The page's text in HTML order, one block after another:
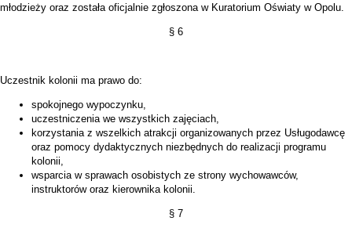
młodzieży oraz została oficjalnie zgłoszona w Kuratorium Oświaty w Opolu.
§ 6
Uczestnik kolonii ma prawo do:
spokojnego wypoczynku,
uczestniczenia we wszystkich zajęciach,
korzystania z wszelkich atrakcji organizowanych przez Usługodawcę
oraz pomocy dydaktycznych niezbędnych do realizacji programu
kolonii,
wsparcia w sprawach osobistych ze strony wychowawców,
instruktorów oraz kierownika kolonii.
§ 7